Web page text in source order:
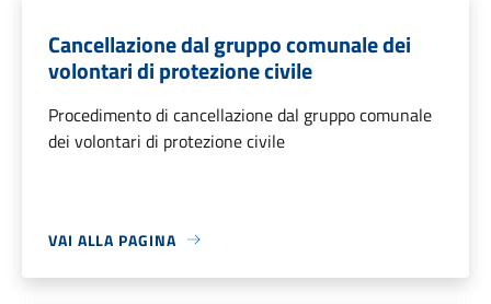
Cancellazione dal gruppo comunale dei
volontari di protezione civile
Procedimento di cancellazione dal gruppo comunale
dei volontari di protezione civile
VAI ALLA PAGINA